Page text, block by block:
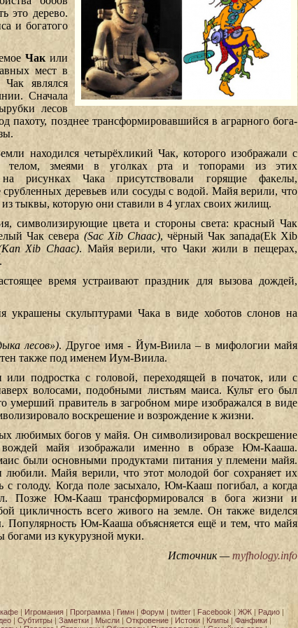
это дерево.
и богатого
Чакили
мест в
являлся
Сначала
лесов
пахоту, позднее трансформировавшийся в аграрного бога-
находился четырёхликий Чак, которого изображали с
телом, змеями в уголках рта и топорами из этих
рисунках Чака присутствовали горящие факелы,
деревьев или сосуды с водой. Майя верили, что
из тыквы, которую они ставили в 4 углах своих жилищ.
символизирующие цвета и стороны света: красный Чак
Чак севера (Sac Xib Chaac), чёрный Чак запада(Ek Xib
Xib Chaac). Майя верили, что Чаки жили в пещерах,
время устраивают праздник для вызова дождей,
украшены скульптурами Чака в виде хоботов слонов на
лесов»). Другое имя - Йум-Виила – в мифологии майя
также под именем Иум-Виила.
подростка с головой, переходящей в початок, или с
волосами, подобными листьям маиса. Культ его был
умерший правитель в загробном мире изображался в виде
воскрешение и возрождение к жизни.
любимых богов у майя. Он символизировал воскрешение
майя изображали именно в образе Юм-Кааша.
были основными продуктами питания у племени майя.
Майя верили, что этот молодой бог сохраняет их
с голоду. Когда поле засыхало, Юм-Кааш погибал, а когда
Позже Юм-Кааш трансформировался в бога жизни и
цикличность всего живого на земле. Он также виделся
Популярность Юм-Кааша объясняется ещё и тем, что майя
богами из кукурузной муки.
Источник —myfhology.info
| Игромания| Программа| Гимн| Форум | twitter| Facebook | ЖЖ| Радио|
| Субтитры | Заметки | Мысли | Откровение | Истоки | Клипы | Фанфики |